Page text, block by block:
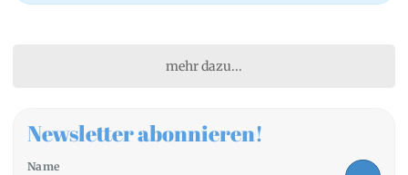
mehr dazu...
Newsletter abonnieren!
Name